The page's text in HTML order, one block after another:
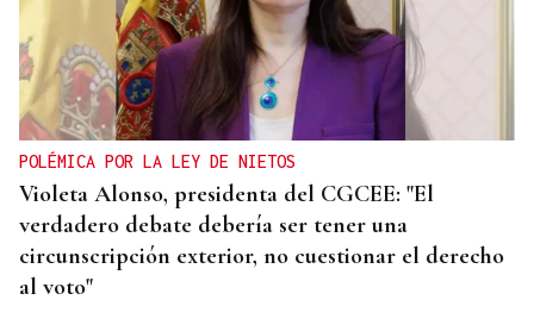
POLÉMICA POR LA LEY DE NIETOS
Violeta Alonso, presidenta del CGCEE: "El
verdadero debate debería ser tener una
circunscripción exterior, no cuestionar el derecho
al voto"